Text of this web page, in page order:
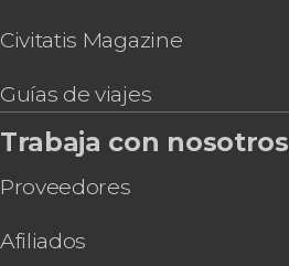
Civitatis Magazine
Guías de viajes
Trabaja con nosotros
Proveedores
Afiliados